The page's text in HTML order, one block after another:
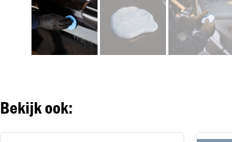
Bekijk ook:
Toegevoegd aan winkelwagen
VERDER WINKELEN